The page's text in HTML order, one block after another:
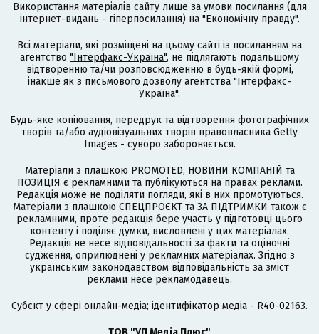
Використання матеріалів сайту лише за умови посилання (для
інтернет-видань - гіперпосилання) на "Економічну правду".
Всі матеріали, які розміщені на цьому сайті із посиланням на
агентство "Інтерфакс-Україна", не підлягають подальшому
відтворенню та/чи розповсюдженню в будь-якій формі,
інакше як з письмового дозволу агентства "Інтерфакс-
Україна".
Будь-яке копіювання, передрук та відтворення фотографічних
творів та/або аудіовізуальних творів правовласника Getty
Images - суворо забороняється.
Матеріали з плашкою PROMOTED, НОВИНИ КОМПАНІЙ та
ПОЗИЦІЯ є рекламними та публікуються на правах реклами.
Редакція може не поділяти погляди, які в них промотуються.
Матеріали з плашкою СПЕЦПРОЄКТ та ЗА ПІДТРИМКИ також є
рекламними, проте редакція бере участь у підготовці цього
контенту і поділяє думки, висловлені у цих матеріалах.
Редакція не несе відповідальності за факти та оціночні
судження, оприлюднені у рекламних матеріалах. Згідно з
українським законодавством відповідальність за зміст
реклами несе рекламодавець.
Cубєкт у сфері онлайн-медіа; ідентифікатор медіа - R40-02163.